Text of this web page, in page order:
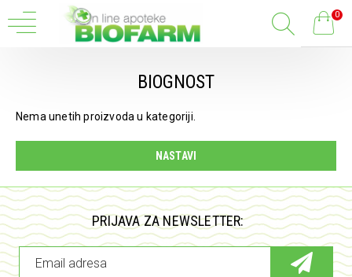
0
BIOGNOST
Nema unetih proizvoda u kategoriji.
NASTAVI
PRIJAVA ZA NEWSLETTER: